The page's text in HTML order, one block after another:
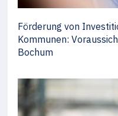
Förderung von
Kommunen:
Bochum